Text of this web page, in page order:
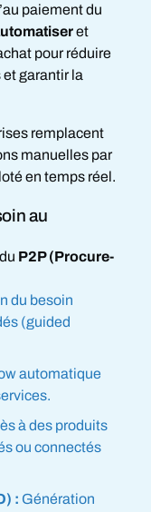
paiement du
et
pour réduire
garantir la
remplacent
manuelles par
en temps réel.
au
P2P (Procure-
du besoin
(guided
automatique
à des produits
ou connectés
: Génération